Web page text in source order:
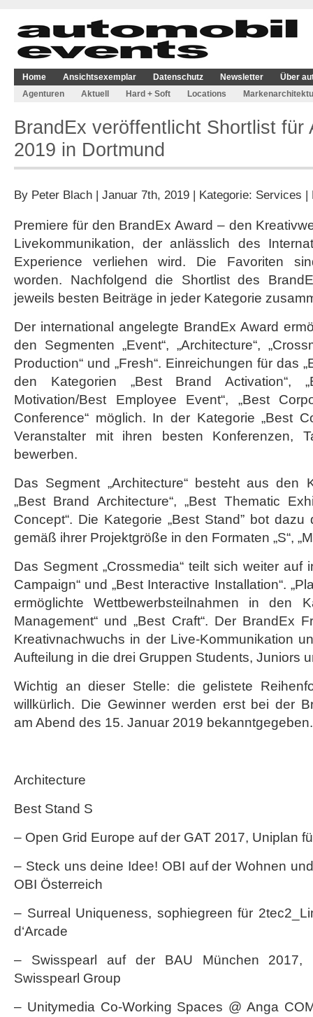
Home Ansichtsexemplar Datenschutz Newsletter
Über
Agenturen
Aktuell Hard + Soft Locations
BrandEx veröffentlicht Shortlist für
2019 in Dortmund
By Peter Blach | Januar 7th, 2019 | Kategorie: Services |
Premiere für den BrandEx Award – den
Livekommunikation, der anlässlich des
Experience verliehen wird. Die Favoriten
worden. Nachfolgend die Shortlist des
jeweils besten Beiträge in jeder Kategorie
Der international angelegte BrandEx Award
den Segmenten „Event“, „Architecture“,
Production“ und „Fresh“. Einreichungen für das
den Kategorien „Best Brand Activation“,
Motivation/Best Employee Event“, „Best
Conference“ möglich. In der Kategorie „Best
Veranstalter mit ihren besten Konferenzen,
bewerben.
Das Segment „Architecture“ besteht aus den
„Best Brand Architecture“, „Best Thematic
Concept“. Die Kategorie „Best Stand” bot
gemäß ihrer Projektgröße in den Formaten „S“,
Das Segment „Crossmedia“ teilt sich weiter auf
Campaign“ und „Best Interactive Installation“.
ermöglichte Wettbewerbsteilnahmen in den
Management“ und „Best Craft“. Der BrandEx
Kreativnachwuchs in der Live-Kommunikation
Aufteilung in die drei Gruppen Students, Juniors
Wichtig an dieser Stelle: die gelistete
willkürlich. Die Gewinner werden erst bei der
am Abend des 15. Januar 2019 bekanntgegeben.
Architecture
Best Stand S
– Open Grid Europe auf der GAT 2017, Uniplan
– Steck uns deine Idee! OBI auf der Wohnen
OBI Österreich
– Surreal Uniqueness, sophiegreen für
d‘Arcade
– Swisspearl auf der BAU München 2017,
Swisspearl Group
– Unitymedia Co-Working Spaces @ Anga